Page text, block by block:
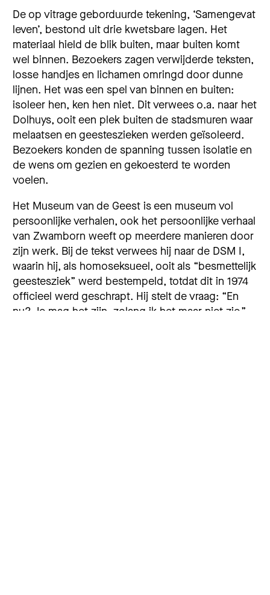
De op vitrage geborduurde tekening, ‘Samengevat
leven’, bestond uit drie kwetsbare lagen. Het
materiaal hield de blik buiten, maar buiten komt
wel binnen. Bezoekers zagen verwijderde teksten,
losse handjes en lichamen omringd door dunne
lijnen. Het was een spel van binnen en buiten:
isoleer hen, ken hen niet. Dit verwees o.a. naar het
Dolhuys, ooit een plek buiten de stadsmuren waar
melaatsen en geesteszieken werden geïsoleerd.
Bezoekers konden de spanning tussen isolatie en
de wens om gezien en gekoesterd te worden
voelen.
Het Museum van de Geest is een museum vol
persoonlijke verhalen, ook het persoonlijke verhaal
van Zwamborn weeft op meerdere manieren door
zijn werk. Bij de tekst verwees hij naar de DSM I,
waarin hij, als homoseksueel, ooit als “besmettelijk
geestesziek” werd bestempeld, totdat dit in 1974
officieel werd geschrapt. Hij stelt de vraag: “En
nu? Je mag het zijn, zolang ik het maar niet zie.”